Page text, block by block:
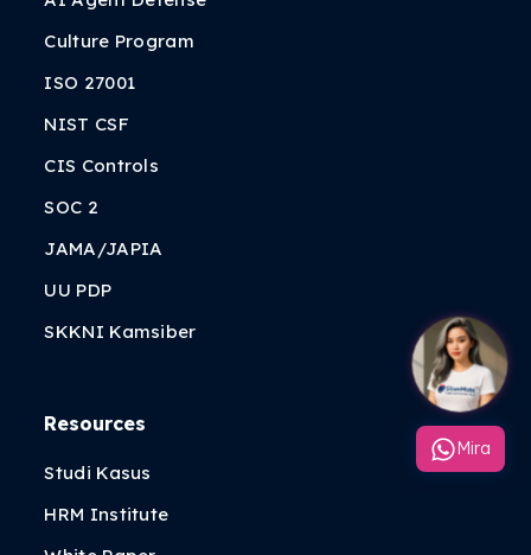
Culture Program
ISO 27001
NIST CSF
CIS Controls
SOC 2
JAMA/JAPIA
UU PDP
SKKNI Kamsiber
Resources
Studi Kasus
HRM Institute
Mira